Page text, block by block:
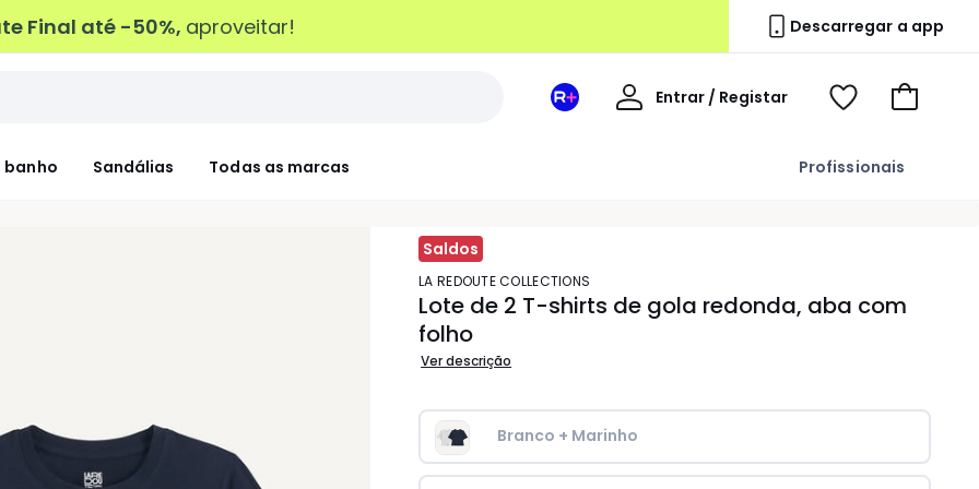
Final até -50%, aproveitar! Descarregar a app
banho Sandálias Todas as marcas Profissionais
Espaço
Entrar / Registar
Voir
Ir
carrinho
Saldos
LA REDOUTE COLLECTIONS
Lote de 2 T-shirts de gola redonda, aba com
folho
Ver descrição
Branco + Marinho